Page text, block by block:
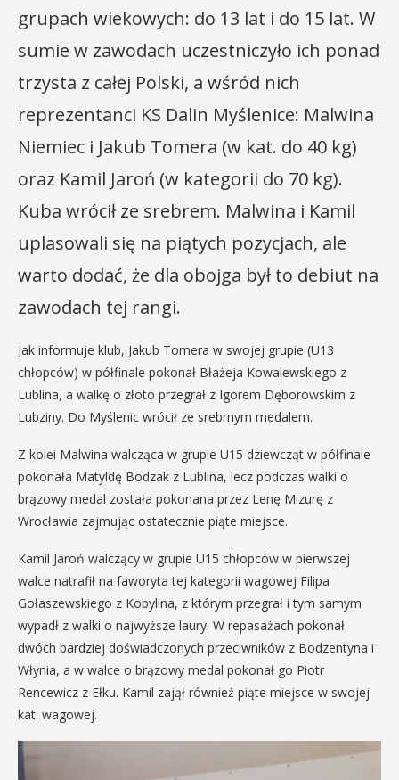
grupach wiekowych: do 13 lat i do 15 lat. W
sumie w zawodach uczestniczyło ich ponad
trzysta z całej Polski, a wśród nich
reprezentanci KS Dalin Myślenice: Malwina
Niemiec i Jakub Tomera (w kat. do 40 kg)
oraz Kamil Jaroń (w kategorii do 70 kg).
Kuba wrócił ze srebrem. Malwina i Kamil
uplasowali się na piątych pozycjach, ale
warto dodać, że dla obojga był to debiut na
zawodach tej rangi.
Jak informuje klub, Jakub Tomera w swojej grupie (U13
chłopców) w półfinale pokonał Błażeja Kowalewskiego z
Lublina, a walkę o złoto przegrał z Igorem Dęborowskim z
Lubziny. Do Myślenic wrócił ze srebrnym medalem.
Z kolei Malwina walcząca w grupie U15 dziewcząt w półfinale
pokonała Matyldę Bodzak z Lublina, lecz podczas walki o
brązowy medal została pokonana przez Lenę Mizurę z
Wrocławia zajmując ostatecznie piąte miejsce.
Kamil Jaroń walczący w grupie U15 chłopców w pierwszej
walce natrafił na faworyta tej kategorii wagowej Filipa
Gołaszewskiego z Kobylina, z którym przegrał i tym samym
wypadł z walki o najwyższe laury. W repasażach pokonał
dwóch bardziej doświadczonych przeciwników z Bodzentyna i
Włynia, a w walce o brązowy medal pokonał go Piotr
Rencewicz z Ełku. Kamil zajął również piąte miejsce w swojej
kat. wagowej.